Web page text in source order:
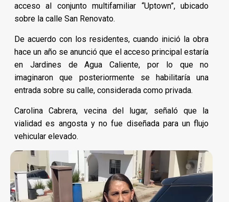
acceso al conjunto multifamiliar “Uptown”, ubicado
sobre la calle San Renovato.
De acuerdo con los residentes, cuando inició la obra
hace un año se anunció que el acceso principal estaría
en Jardines de Agua Caliente, por lo que no
imaginaron que posteriormente se habilitaría una
entrada sobre su calle, considerada como privada.
Carolina Cabrera, vecina del lugar, señaló que la
vialidad es angosta y no fue diseñada para un flujo
vehicular elevado.